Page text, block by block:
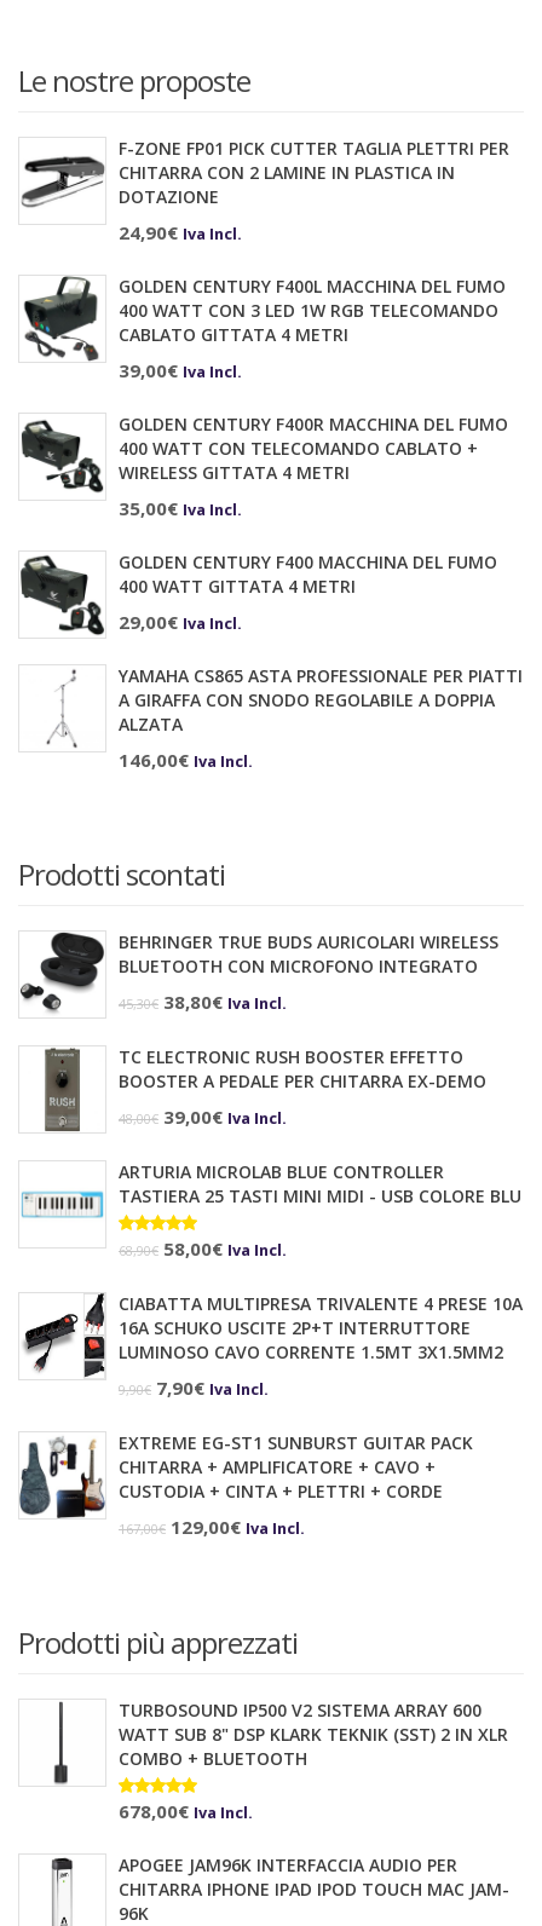
Le nostre proposte
F-ZONE FP01 PICK CUTTER TAGLIA PLETTRI PER
CHITARRA CON 2 LAMINE IN PLASTICA IN
DOTAZIONE
24,90€ Iva Incl.
GOLDEN CENTURY F400L MACCHINA DEL FUMO
400 WATT CON 3 LED 1W RGB TELECOMANDO
CABLATO GITTATA 4 METRI
39,00€ Iva Incl.
GOLDEN CENTURY F400R MACCHINA DEL FUMO
400 WATT CON TELECOMANDO CABLATO +
WIRELESS GITTATA 4 METRI
35,00€ Iva Incl.
GOLDEN CENTURY F400 MACCHINA DEL FUMO
400 WATT GITTATA 4 METRI
29,00€ Iva Incl.
YAMAHA CS865 ASTA PROFESSIONALE PER PIATTI
A GIRAFFA CON SNODO REGOLABILE A DOPPIA
ALZATA
146,00€ Iva Incl.
Prodotti scontati
BEHRINGER TRUE BUDS AURICOLARI WIRELESS
BLUETOOTH CON MICROFONO INTEGRATO
45,30€ Il
originale
38,80€Il
attuale
Iva Incl.
TC ELECTRONIC RUSH BOOSTER EFFETTO
BOOSTER A PEDALE PER CHITARRA EX-DEMO
48,00€ Il
originale
era:
48,00€.
39,00€Il
attuale
39,00€.
Iva Incl.
ARTURIA MICROLAB BLUE CONTROLLER
TASTIERA 25 TASTI MINI MIDI - USB COLORE BLU
Valutato
5.00 su 5
68,90€ Il
originale
era:
68,90€.
58,00€Il
attuale
è:
58,00€.
Iva Incl.
CIABATTA MULTIPRESA TRIVALENTE 4 PRESE 10A
16A SCHUKO USCITE 2P+T INTERRUTTORE
LUMINOSO CAVO CORRENTE 1.5MT 3X1.5MM2
9,90€ Il
originale
era:
9,90€.
7,90€Il
attuale
è:
7,90€.
Iva Incl.
EXTREME EG-ST1 SUNBURST GUITAR PACK
CHITARRA + AMPLIFICATORE + CAVO +
CUSTODIA + CINTA + PLETTRI + CORDE
167,00€ Il
167,00€.
129,00€Il
129,00€.
Iva Incl.
Prodotti più apprezzati
TURBOSOUND IP500 V2 SISTEMA ARRAY 600
WATT SUB 8" DSP KLARK TEKNIK (SST) 2 IN XLR
COMBO + BLUETOOTH
Valutato 10.00su 5
678,00€ Iva Incl.
APOGEE JAM96K INTERFACCIA AUDIO PER
CHITARRA IPHONE IPAD IPOD TOUCH MAC JAM-
96K